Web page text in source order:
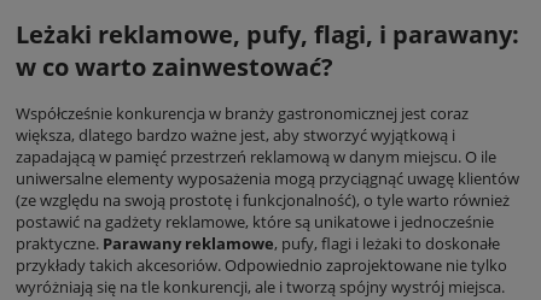
Leżaki reklamowe, pufy, flagi, i parawany:
w co warto zainwestować?
Współcześnie konkurencja w branży gastronomicznej jest coraz
większa, dlatego bardzo ważne jest, aby stworzyć wyjątkową i
zapadającą w pamięć przestrzeń reklamową w danym miejscu. O ile
uniwersalne elementy wyposażenia mogą przyciągnąć uwagę klientów
(ze względu na swoją prostotę i funkcjonalność), o tyle warto również
postawić na gadżety reklamowe, które są unikatowe i jednocześnie
praktyczne. Parawany reklamowe, pufy, flagi i leżaki to doskonałe
przykłady takich akcesoriów. Odpowiednio zaprojektowane nie tylko
wyróżniają się na tle konkurencji, ale i tworzą spójny wystrój miejsca.